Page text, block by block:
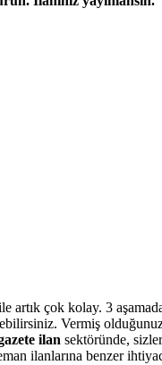
artık çok kolay. 3
Vermiş
ilan sektöründe,
ilanlarına benzer